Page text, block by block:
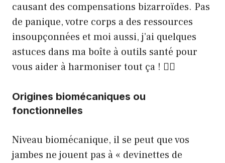
causant des compensations bizarroïdes. Pas
de panique, votre corps a des ressources
insoupçonnées et moi aussi, j’ai quelques
astuces dans ma boîte à outils santé pour
vous aider à harmoniser tout ça ! 🧘‍♀️
Origines biomécaniques ou
fonctionnelles
Niveau biomécanique, il se peut que vos
jambes ne jouent pas à « devinettes de